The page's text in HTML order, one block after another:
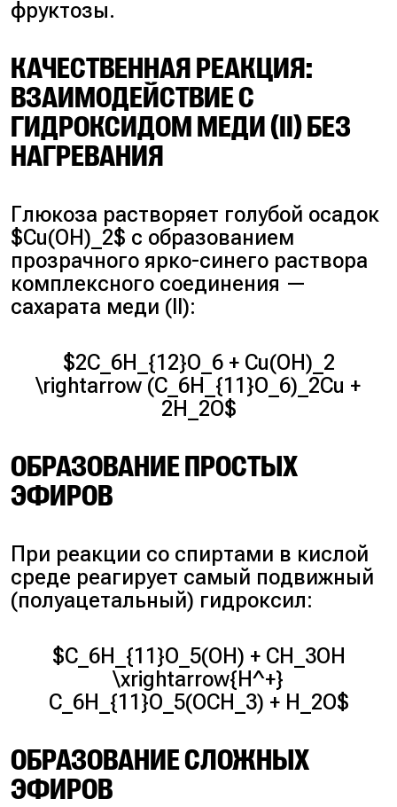
фруктозы.
КАЧЕСТВЕННАЯ РЕАКЦИЯ:
ВЗАИМОДЕЙСТВИЕ С
ГИДРОКСИДОМ МЕДИ (II) БЕЗ
НАГРЕВАНИЯ
Глюкоза растворяет голубой осадок
$Cu(OH)_2$ с образованием
прозрачного ярко-синего раствора
комплексного соединения —
сахарата меди (II):
$2C_6H_{12}O_6 + Cu(OH)_2
\rightarrow (C_6H_{11}O_6)_2Cu +
2H_2O$
ОБРАЗОВАНИЕ ПРОСТЫХ
ЭФИРОВ
При реакции со спиртами в кислой
среде реагирует самый подвижный
(полуацетальный) гидроксил:
$C_6H_{11}O_5(OH) + CH_3OH
\xrightarrow{H^+}
C_6H_{11}O_5(OCH_3) + H_2O$
ОБРАЗОВАНИЕ СЛОЖНЫХ
ЭФИРОВ